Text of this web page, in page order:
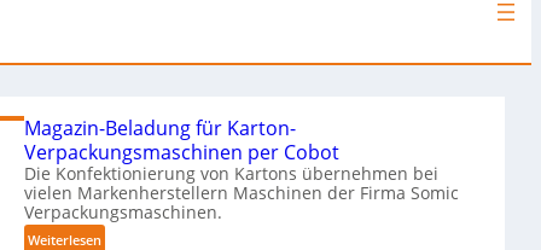
Magazin-Beladung für Karton-
Verpackungsmaschinen per Cobot
Die Konfektionierung von Kartons übernehmen bei
vielen Markenherstellern Maschinen der Firma Somic
Verpackungsmaschinen.
Weiterlesen: